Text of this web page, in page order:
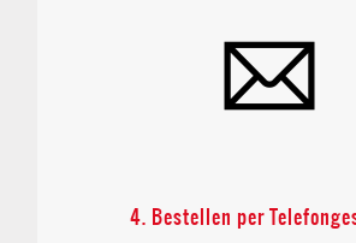
4. Bestellen per